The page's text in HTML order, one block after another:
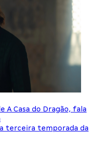
A Casa do Dragão, fala
terceira temporada da